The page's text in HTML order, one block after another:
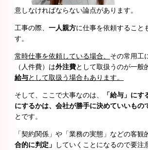
意しなければならない論点があります。
工事の際、 一人親方に仕事を依頼すること
す。
常時仕事を依頼している場合、 その常用工
（人件費）は外注費として取扱うのが一般
給与として取扱う場合もあります。
そして、ここで大事なのは、
「給与」にす
にするかは、 会社が勝手に決めていいもの
とです。
「契約関係」や「業務の実態」などの客観
合的に判定」
していくことになるので要注